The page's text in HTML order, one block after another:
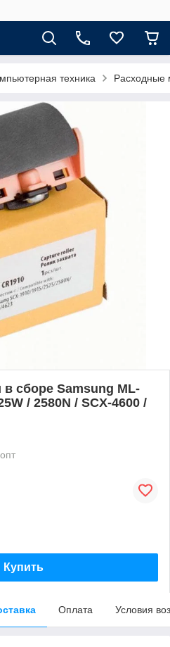
техника Расходные
сборе Samsung ML-
/ 2580N / SCX-4600 /
Купить
Оплата Условия